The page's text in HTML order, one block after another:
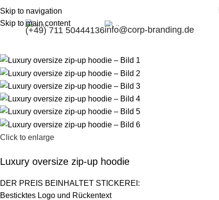
Skip to navigation
Skip to main content
(+49) 711 50444136info@corp-branding.de
Click to enlarge
Luxury oversize zip-up hoodie
DER PREIS BEINHALTET STICKEREI:
Besticktes Logo und Rückentext